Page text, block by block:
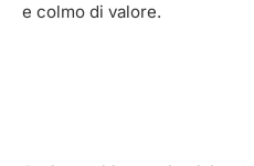
e colmo di valore.